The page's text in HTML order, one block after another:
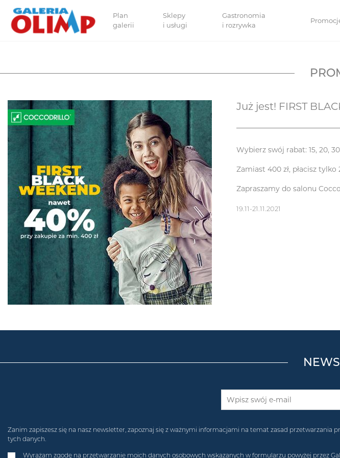
Plan
galerii
Sklepy
i usługi
Gastronomia
i rozrywka
Już jest! FIRST
Wybierz swój rabat: 15, 20,
Zamiast 400 zł, płacisz tylko
Zapraszamy do salonu
19.11-21.11.2021
Zanim zapiszesz się na nasz newsletter, zapoznaj się z ważnymi informacjami na temat zasad przetwarzania
tych danych.
Wyrażam zgodę na przetwarzanie moich danych osobowych wskazanych w formularzu powyżej przez